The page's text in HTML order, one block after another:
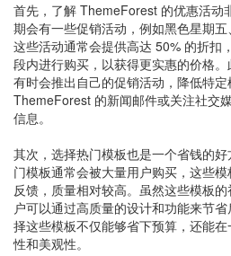
首先，了解 ThemeForest 的优惠活动
期会有一些促销活动，例如黑色星期五
这些活动通常会提供高达 50% 的折扣
段内进行购买，以获得更实惠的价格
有时会推出自己的促销活动，降低特
ThemeForest 的新闻邮件或关注社交
信息。
其次，选择热门模板也是一个省钱的
门模板通常会被大量用户购买，这些
反馈，质量相对较高。虽然这些模板
户可以通过高质量的设计和功能来节
择这些模板不仅能够省下预算，还能
性和美观性。